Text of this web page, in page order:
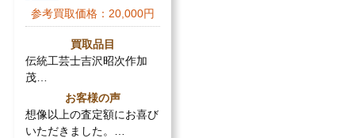
参考買取価格： 20,000円
買取品目
伝統工芸士吉沢昭次作加
茂…
お客様の声
想像以上の査定額にお喜び
いただきました。…